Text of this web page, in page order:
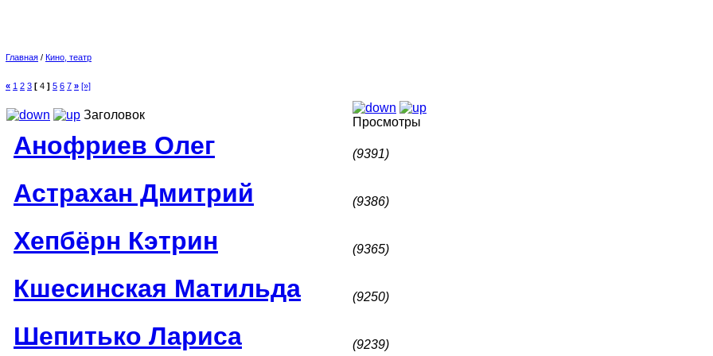
Главная / Кино, театр
« 1 2 3 [ 4 ] 5 6 7 » [»]
Заголовок
Просмотры
Анофриев Олег (9391)
Астрахан Дмитрий (9386)
Хепбёрн Кэтрин (9365)
Кшесинская Матильда (9250)
Шепитько Лариса (9239)